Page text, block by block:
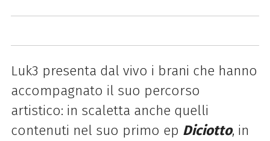
Luk3 presenta dal vivo i brani che hanno
accompagnato il suo percorso
artistico: in scaletta anche quelli
contenuti nel suo primo ep Diciotto, in